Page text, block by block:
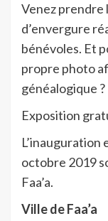
Venez prendre
d’envergure
bénévoles. Et
propre photo
généalogique ?
Exposition
L’inauguration
octobre 2019
Faa’a.
Ville de Faa’a